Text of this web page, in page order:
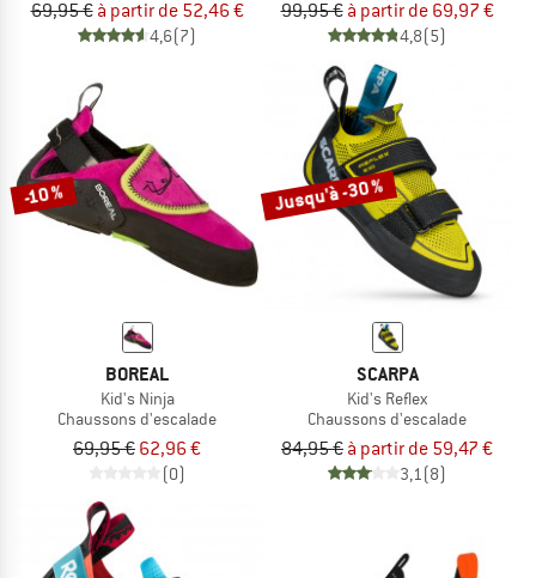
69,95 € à partir de 52,46 €
4,6(7)
99,95 € à partir de 69,97 €
4,8(5)
-10 %
BOREAL
Kid's Ninja
Chaussons d'escalade
69,95 € 62,96 €
(0)
Jusqu'à -30 %
SCARPA
Kid's Reflex
Chaussons d'escalade
84,95 € à partir de 59,47 €
3,1(8)